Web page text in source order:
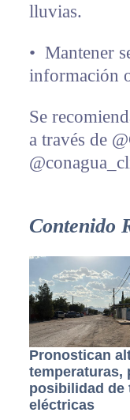
lluvias.
•⁠ ⁠Mantener
información
Se
a través de
Contenido
Pronostican
temperaturas,
posibilidad de
eléctricas